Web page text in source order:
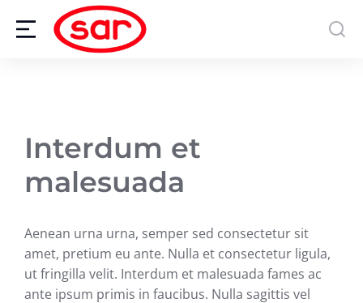
Interdum et
malesuada
Aenean urna urna, semper sed consectetur sit
amet, pretium eu ante. Nulla et consectetur ligula,
ut fringilla velit. Interdum et malesuada fames ac
ante ipsum primis in faucibus. Nulla sagittis vel